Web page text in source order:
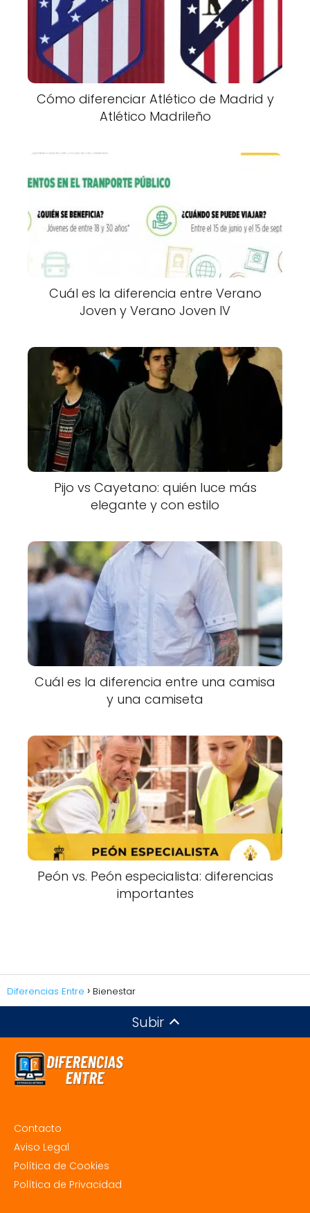
Cómo diferenciar Atlético de Madrid y
Atlético Madrileño
Cuál es la diferencia entre Verano
Joven y Verano Joven IV
Pijo vs Cayetano: quién luce más
elegante y con estilo
Cuál es la diferencia entre una camisa
y una camiseta
Peón vs. Peón especialista: diferencias
importantes
Diferencias Entre Bienestar
Subir
Contacto
Aviso Legal
Política de Cookies
Política de Privacidad